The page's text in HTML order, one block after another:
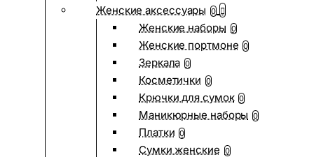
Женские аксессуары 0
Женские наборы 0
Женские портмоне 0
Зеркала 0
Косметички 0
Крючки для сумок 0
Маникюрные наборы 0
Платки 0
Сумки женские 0